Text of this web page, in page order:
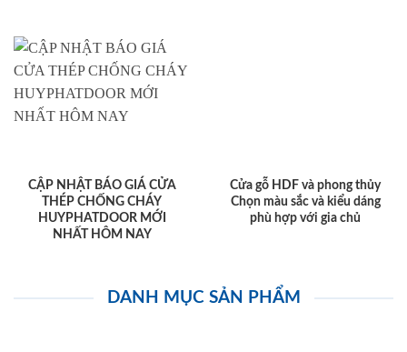
CẬP NHẬT BÁO GIÁ CỬA
THÉP CHỐNG CHÁY
HUYPHATDOOR MỚI
NHẤT HÔM NAY
Cửa gỗ HDF và phong thủy
Chọn màu sắc và kiểu dáng
phù hợp với gia chủ
DANH MỤC SẢN PHẨM